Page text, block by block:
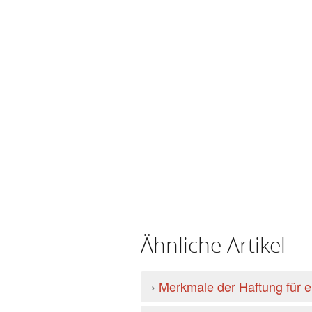
Ähnliche Artikel
› Merkmale der Haftung für